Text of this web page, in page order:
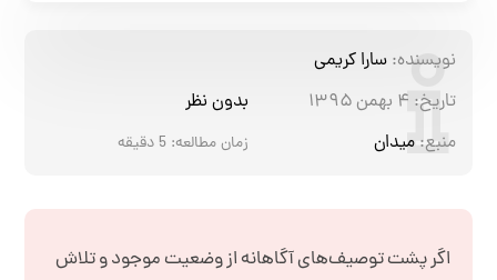
نویسنده: سارا کریمی
تاریخ: ۴ بهمن ۱۳۹۵
بدون نظر
منبع: میدان زمان مطالعه: 5 دقیقه
اگر پشت توصیف‌های آگاهانه از وضعیت موجود و تلاش